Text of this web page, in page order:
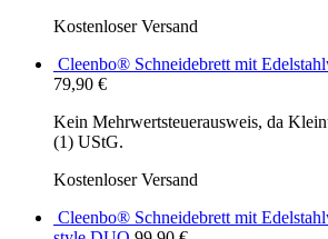
Kostenloser Versand
Cleenbo® Schneidebrett mit
79,90 €
Kein Mehrwertsteuerausweis, da
(1) UStG.
Kostenloser Versand
Cleenbo® Schneidebrett mit